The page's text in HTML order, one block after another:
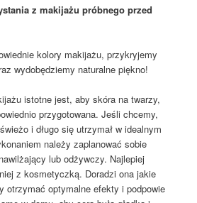
z makijażu próbnego przed
kolory makijażu, przykryjemy
wydobędziemy naturalne piękno!
istotne jest, aby skóra na twarzy,
przygotowana. Jeśli chcemy,
i długo się utrzymał w idealnym
należy zaplanować sobie
lub odżywczy. Najlepiej
z kosmetyczką. Doradzi ona jakie
otrzymać optymalne efekty i podpowie